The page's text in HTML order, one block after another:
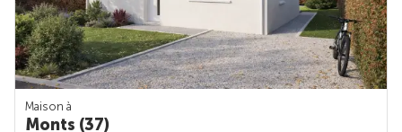
Maison à
Monts (37)